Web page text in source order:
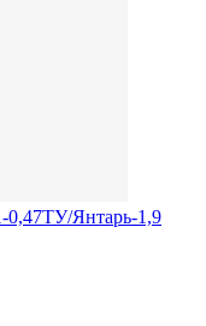
Янтарь-1,9